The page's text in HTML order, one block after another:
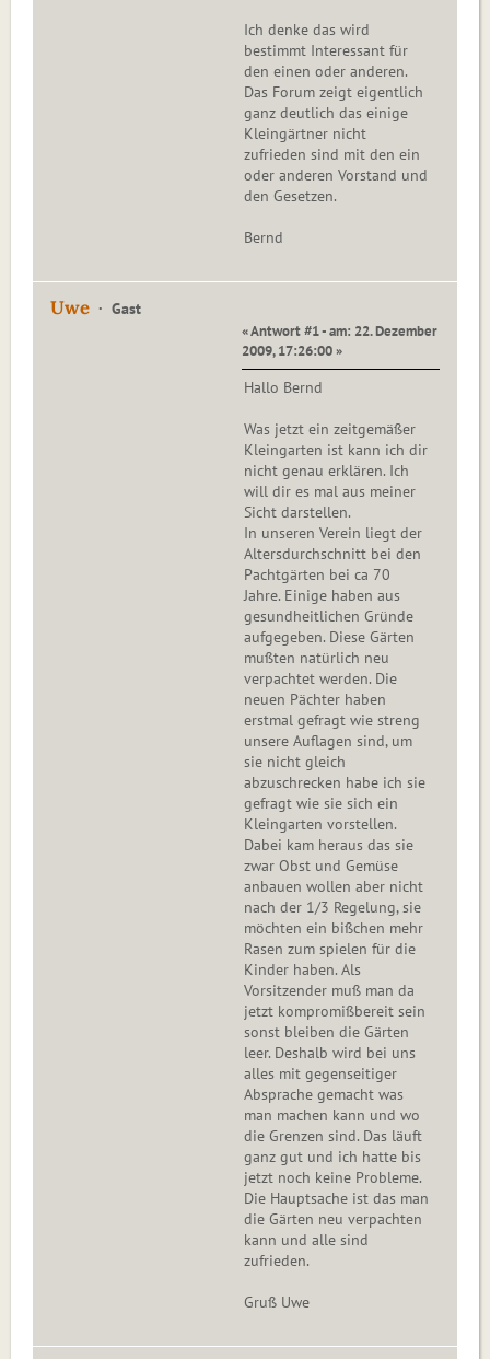
Ich denke das wird
bestimmt Interessant für
den einen oder anderen.
Das Forum zeigt eigentlich
ganz deutlich das einige
Kleingärtner nicht
zufrieden sind mit den ein
oder anderen Vorstand und
den Gesetzen.
Bernd
Uwe Gast
« Antwort #1 - am: 22. Dezember
2009, 17:26:00 »
Hallo Bernd
Was jetzt ein zeitgemäßer
Kleingarten ist kann ich dir
nicht genau erklären. Ich
will dir es mal aus meiner
Sicht darstellen.
In unseren Verein liegt der
Altersdurchschnitt bei den
Pachtgärten bei ca 70
Jahre. Einige haben aus
gesundheitlichen Gründe
aufgegeben. Diese Gärten
mußten natürlich neu
verpachtet werden. Die
neuen Pächter haben
erstmal gefragt wie streng
unsere Auflagen sind, um
sie nicht gleich
abzuschrecken habe ich sie
gefragt wie sie sich ein
Kleingarten vorstellen.
Dabei kam heraus das sie
zwar Obst und Gemüse
anbauen wollen aber nicht
nach der 1/3 Regelung, sie
möchten ein bißchen mehr
Rasen zum spielen für die
Kinder haben. Als
Vorsitzender muß man da
jetzt kompromißbereit sein
sonst bleiben die Gärten
leer. Deshalb wird bei uns
alles mit gegenseitiger
Absprache gemacht was
man machen kann und wo
die Grenzen sind. Das läuft
ganz gut und ich hatte bis
jetzt noch keine Probleme.
Die Hauptsache ist das man
die Gärten neu verpachten
kann und alle sind
zufrieden.
Gruß Uwe